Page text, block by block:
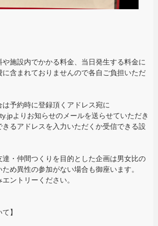
施設内でかかる料金、当日発生する料金に
に含まれておりませんので各自ご負担いただ
予約時に登録頂くアドレス宛に
よりお知らせのメールを送らせていただき
きるアドレスを入力いただくか受信できる設
・仲間つくりを目的とした企画は男女比の
め異性の参加がない場合も御座います。
ントリーください。
】